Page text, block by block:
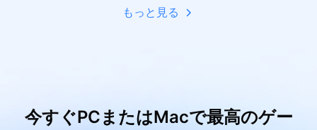
もっと見る
今すぐPCまたはMacで最高のゲー